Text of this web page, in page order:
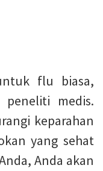
flu biasa,
peneliti medis.
keparahan
yang sehat
Anda akan